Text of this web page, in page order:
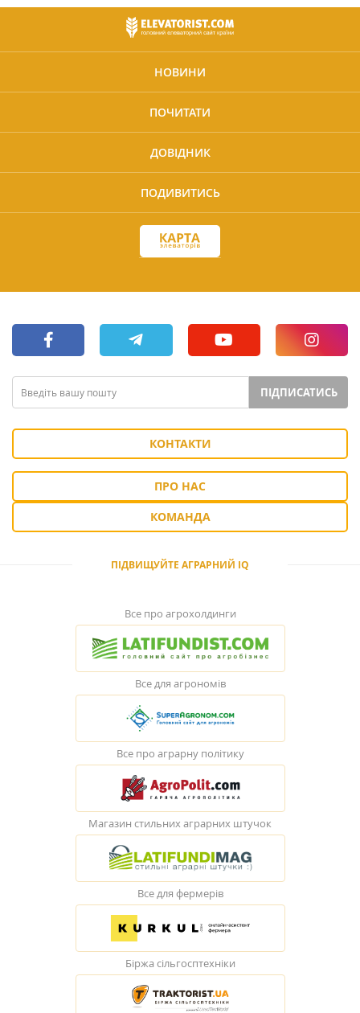
НОВИНИ
ПОЧИТАТИ
ДОВІДНИК
ПОДИВИТИСЬ
ПІДПИСАТИСЬ
КОНТАКТИ
ПРО НАС
КОМАНДА
ПІДВИЩУЙТЕ АГРАРНИЙ IQ
Все про агрохолдинги
Все для агрономів
Все про аграрну політику
Магазин стильних аграрних штучок
Все для фермерів
Біржа сільгосптехніки